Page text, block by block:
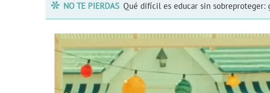
NO TE PIERDAS Qué difícil es educar sin